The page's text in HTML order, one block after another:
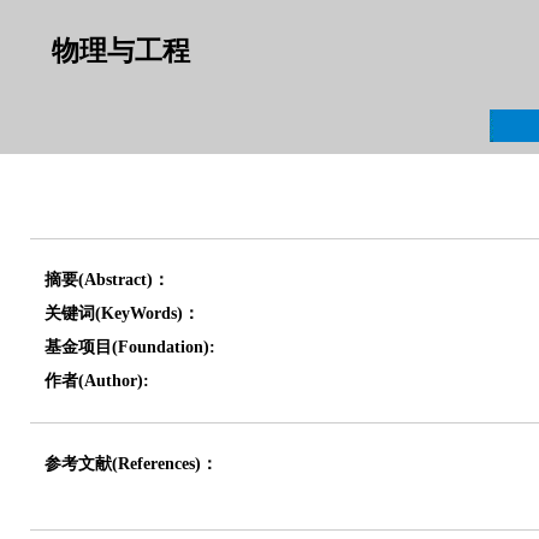
物理与工程
摘要(Abstract)：
关键词(KeyWords)：
基金项目(Foundation):
作者(Author):
参考文献(References)：